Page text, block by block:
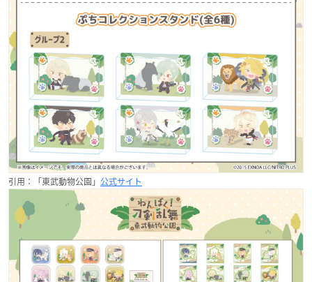
引用：「東武動物公園」 公式サイト